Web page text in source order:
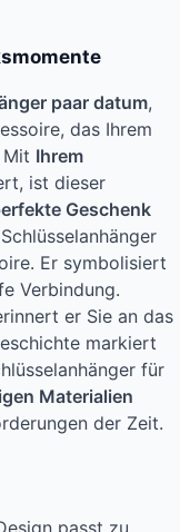
paar datum,
das Ihrem
Ihrem
ist dieser
Geschenk
Er symbolisiert
Verbindung.
er Sie an das
markiert
für
Materialien
der Zeit.